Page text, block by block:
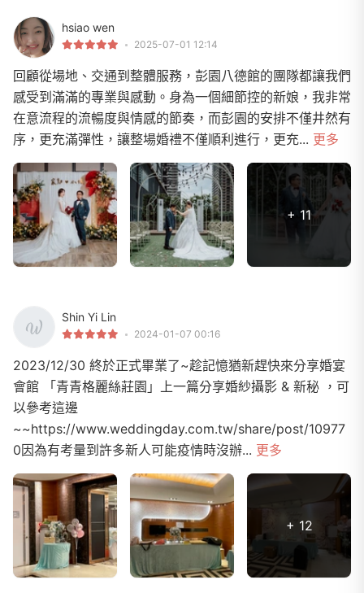
hsiao wen
2025-07-01 12:14
回顧從場地、交通到整體服務，彭園八德館的團隊都讓我們
感受到滿滿的專業與感動。身為一個細節控的新娘，我非常
在意流程的流暢度與情感的節奏，而彭園的安排不僅井然有
序，更充滿彈性，讓整場婚禮不僅順利進行，更充... 更多
+ 11
Shin Yi Lin
2024-01-07 00:16
2023/12/30 終於正式畢業了~趁記憶猶新趕快來分享婚宴
會館 「青青格麗絲莊園」上一篇分享婚紗攝影 & 新秘 ，可
以參考這邊
~~https://www.weddingday.com.tw/share/post/10977
0因為有考量到許多新人可能疫情時沒辦... 更多
+ 12